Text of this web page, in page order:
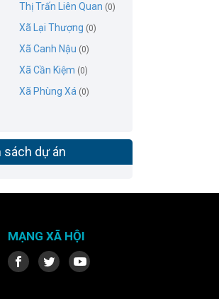
Thị Trấn Liên Quan (0)
Xã Lại Thượng (0)
Xã Canh Nậu (0)
Xã Cần Kiệm (0)
Xã Phùng Xá (0)
sách dự án
MẠNG XÃ HỘI